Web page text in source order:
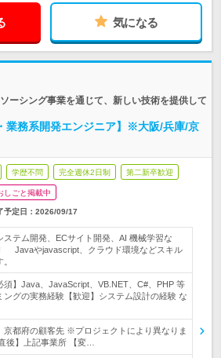
気になる
ーシング事業を通じて、新しい技術を提供して
業務系開発エンジニア】※大阪/兵庫/京
学歴不問 完全週休2日制 第二新卒歓迎
しごと掲載中
予定日： 2026/09/17
ステム開発、ECサイト開発、AI 機械学習な
Javaやjavascript、クラウド環境などスキル
須】Java、JavaScript、VB.NET、C#、PHP 等
ングの実務経験【歓迎】システム設計の経験 な
京都府の顧客先 ※プロジェクトにより異なりま
後】上記事業所 【変…